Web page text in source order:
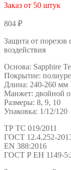
Заказ от 50 штук
804 ₽
Защита от порезов
воздействия
Основа: Sapphire
Покрытие:
Длина: 240-260 мм
Манжет: двойной
Размеры: 8, 9, 10
Упаковка: 1/12/120
ТР ТС 019/2011
ГОСТ 12.4.252-
EN 388:2016
ГОСТ Р ЕН 1149-